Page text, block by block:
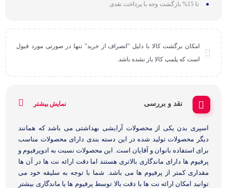
تا 15% بازگشت وجه با پرداخت نقدی
امکان برگشت کالا با دلیل "انصراف از خرید" تنها در صورتی مورد قبول
است که پلمپ کالا باز نشده باشد.
نقد و بررسی نمایش بیشتر
اسپری بدن یکی از محصولات آرایشی بهداشتی می باشد که همانند
دیگر محصولات تولید شده در این دسته بندی دارای محصولات مناسب
برای استفاده بانوان و آقایان است. این محصولات نسبت به ادوپرفیوم و
پرفیوم ها دارای ماندگاری بالاتری هستند اما دقت ارائه نت ها در آن ها
مقداری کمتر از پرفیوم ها می باشد. شما با توجه به سلیقه خود می
توانید امکان ارائه نت ها با دقت بالا توسط پرفیوم ها یا ماندگاری بیشتر